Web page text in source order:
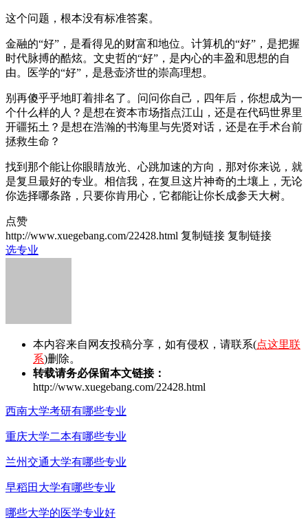
这个问题，根本没有标准答案。
金融的“好”，是看得见的财富和地位。计算机的“好”，是把握
时代脉搏的酷炫。文史哲的“好”，是内心的丰盈和思想的自
由。医学的“好”，是悬壶济世的崇高理想。
别再傻乎乎地盯着排名了。问问你自己，四年后，你想成为一
个什么样的人？是想在资本市场指点江山，还是在代码世界里
开疆拓土？是想在浩瀚的书海里与先贤对话，还是在手术台前
拯救生命？
找到那个能让你眼睛放光、心跳加速的方向，那对你来说，就
是复旦最好的专业。相信我，在复旦这片神奇的土壤上，无论
你选择哪条路，只要你肯用心，它都能让你长成参天大树。
点赞
http://www.xuegebang.com/22428.html 复制链接 复制链接
选专业
本内容来自网友投稿分享，如有侵权，请联系(点这里联
系)删除。
转载请务必保留本文链接：
http://www.xuegebang.com/22428.html
西南大学考研有哪些专业
重庆大学二本有哪些专业
兰州交通大学有哪些专业
早稻田大学有哪些专业
哪些大学的医学专业好